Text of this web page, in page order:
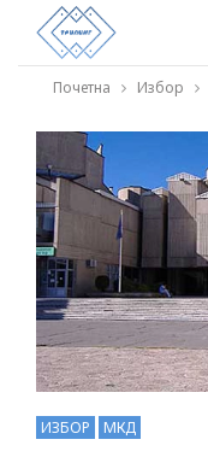
Почетна Избор
ИЗБОР МКД